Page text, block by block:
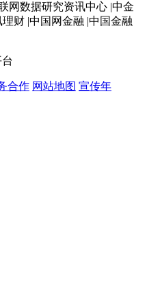
网数据研究资讯中心 |中金
财 |中国网金融 |中国金融
合作 网站地图 宣传年